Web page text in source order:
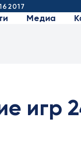
2017
Медиа
игр